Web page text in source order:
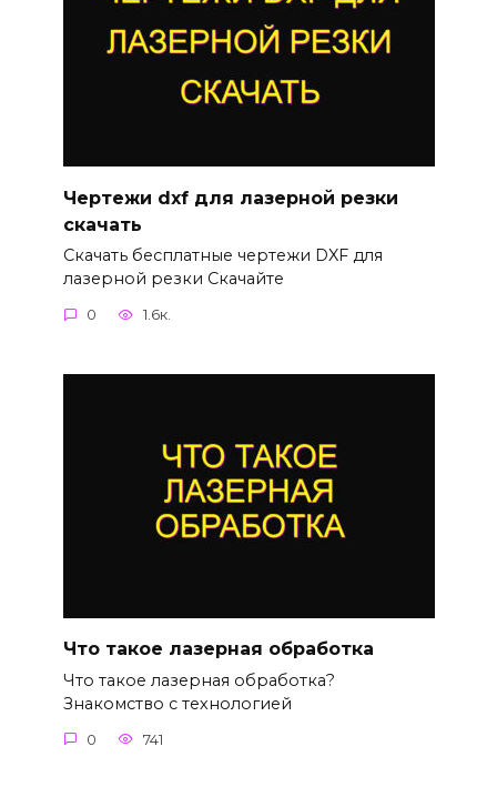
Чертежи dxf для лазерной резки
скачать
Скачать бесплатные чертежи DXF для
лазерной резки Скачайте
0 1.6к.
Что такое лазерная обработка
Что такое лазерная обработка?
Знакомство с технологией
0 741